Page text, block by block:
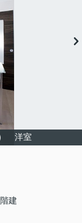
） 洋室
建